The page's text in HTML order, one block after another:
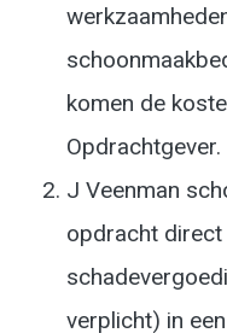
komen de
Opdrachtgever.
J Veenman
opdracht direct
verplicht) in